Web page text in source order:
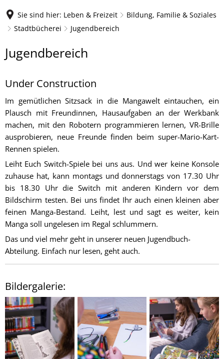
Sie sind hier: Leben & Freizeit
Bildung, Familie & Soziales
Stadtbücherei
Jugendbereich
Jugendbereich
Under Construction
Im gemütlichen Sitzsack in die Mangawelt eintauchen, ein
Plausch mit Freundinnen, Hausaufgaben an der Werkbank
machen, mit den Robotern programmieren lernen, VR-Brille
ausprobieren, neue Freunde finden beim super-Mario-Kart-
Rennen spielen.
Leiht Euch Switch-Spiele bei uns aus. Und wer keine Konsole
zuhause hat, kann montags und donnerstags von 17.30 Uhr
bis 18.30 Uhr die Switch mit anderen Kindern vor dem
Bildschirm testen. Bei uns findet Ihr auch einen kleinen aber
feinen Manga-Bestand. Leiht, lest und sagt es weiter, kein
Manga soll ungelesen im Regal schlummern.
Das und viel mehr geht in unserer neuen Jugendbuch-
Abteilung. Einfach nur lesen, geht auch.
Bildergalerie: